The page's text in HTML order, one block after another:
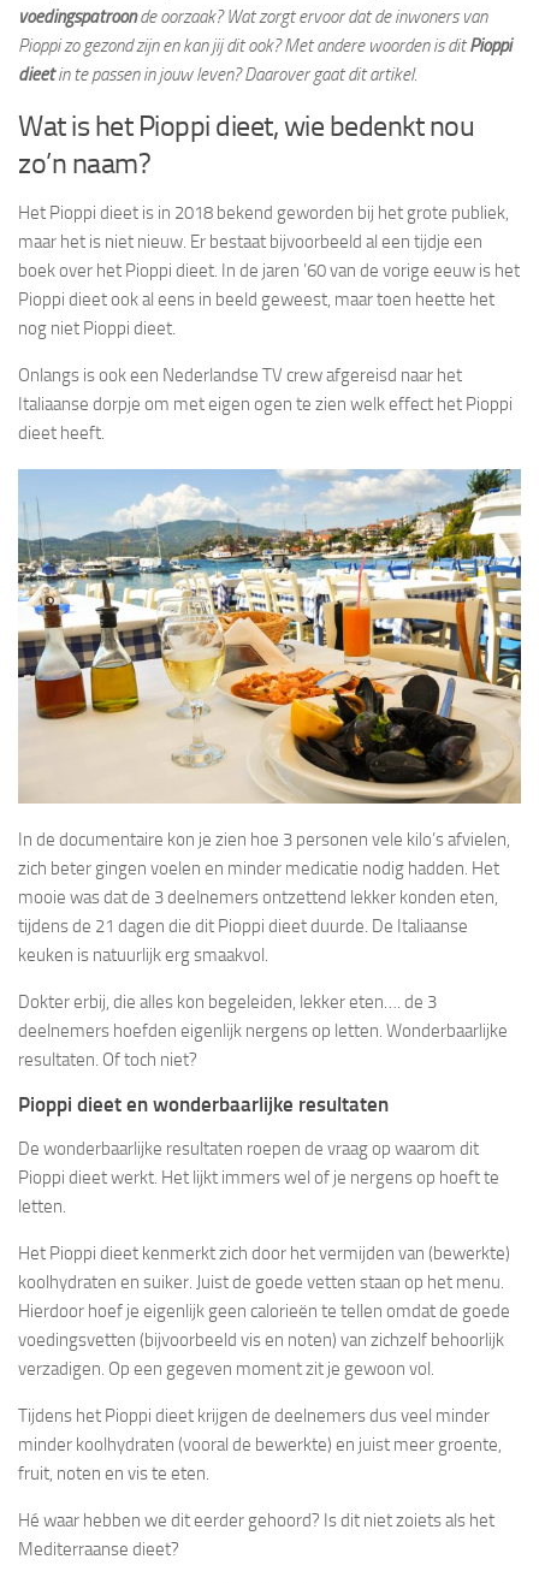
voedingspatroonde oorzaak? Wat zorgt ervoor dat de inwoners van
Pioppi zo gezond zijn en kan jij dit ook? Met andere woorden is ditPioppi
dieetin te passen in jouw leven? Daarover gaat dit artikel.
Wat is het Pioppi dieet, wie bedenkt nou
zo’n naam?
Het Pioppi dieet is in 2018 bekend geworden bij het grote publiek,
maar het is niet nieuw. Er bestaat bijvoorbeeld al een tijdje een
boek over het Pioppi dieet. In de jaren ’60 van de vorige eeuw is het
Pioppi dieet ook al eens in beeld geweest, maar toen heette het
nog niet Pioppi dieet.
Onlangs is ook een Nederlandse TV crew afgereisd naar het
Italiaanse dorpje om met eigen ogen te zien welk effect het Pioppi
dieet heeft.
In de documentaire kon je zien hoe 3 personen vele kilo’s afvielen,
zich beter gingen voelen en minder medicatie nodig hadden. Het
mooie was dat de 3 deelnemers ontzettend lekker konden eten,
tijdens de 21 dagen die dit Pioppi dieet duurde. De Italiaanse
keuken is natuurlijk erg smaakvol.
Dokter erbij, die alles kon begeleiden, lekker eten…. de 3
deelnemers hoefden eigenlijk nergens op letten. Wonderbaarlijke
resultaten. Of toch niet?
Pioppi dieet en wonderbaarlijke resultaten
De wonderbaarlijke resultaten roepen de vraag op waarom dit
Pioppi dieet werkt. Het lijkt immers wel of je nergens op hoeft te
letten.
Het Pioppi dieet kenmerkt zich door het vermijden van (bewerkte)
koolhydraten en suiker. Juist de goede vetten staan op het menu.
Hierdoor hoef je eigenlijk geen calorieën te tellen omdat de goede
voedingsvetten (bijvoorbeeld vis en noten) van zichzelf behoorlijk
verzadigen. Op een gegeven moment zit je gewoon vol.
Tijdens het Pioppi dieet krijgen de deelnemers dus veel minder
minder koolhydraten (vooral de bewerkte) en juist meer groente,
fruit, noten en vis te eten.
Hé waar hebben we dit eerder gehoord? Is dit niet zoiets als het
Mediterraanse dieet?